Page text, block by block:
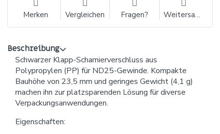
Merken Vergleichen Fragen? Weitersagen
Beschreibung
Schwarzer Klapp-Scharnierverschluss aus
Polypropylen (PP) für ND25-Gewinde. Kompakte
Bauhöhe von 23,5 mm und geringes Gewicht (4,1 g)
machen ihn zur platzsparenden Lösung für diverse
Verpackungsanwendungen.
Eigenschaften: